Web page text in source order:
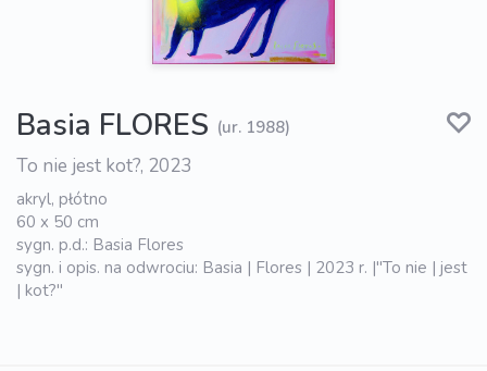
Basia FLORES (ur. 1988)
To nie jest kot?, 2023
akryl, płótno
60 x 50 cm
sygn. p.d.: Basia Flores
sygn. i opis. na odwrociu: Basia | Flores | 2023 r. |"To nie | jest
| kot?"